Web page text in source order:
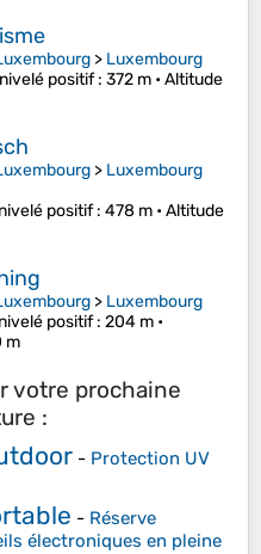
> Luxembourg
positif: 372 m •Altitude
> Luxembourg
positif: 478 m •Altitude
> Luxembourg
positif: 204 m •
m
votre prochaine
:
- Protection UV
- Réserve
électroniques en pleine